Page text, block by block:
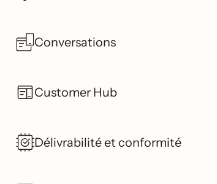
Conversations
Customer Hub
Délivrabilité et conformité